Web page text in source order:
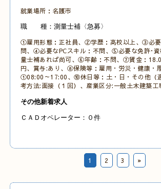
就業場所：名護市
職 種：測量士補〈急募〉
①雇用形態：正社員、②学歴：高校以上、③必
問、④必要なPCスキル：不問、⑤必要な免許･資
量士補あれば尚可、⑥年齢：不問、⑦賃金：
円、賞与:あり、⑧保険等：雇用・労災・健康・
①08:00～17:00、⑩休日等：土・日・その他
考方法:面接（１回）、産業区分:一般土木建築工
その他新着求人
ＣＡＤオペレーター：０件
1 2 3 »